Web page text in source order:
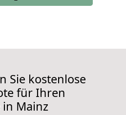
Sie kostenlose
für Ihren
in Mainz